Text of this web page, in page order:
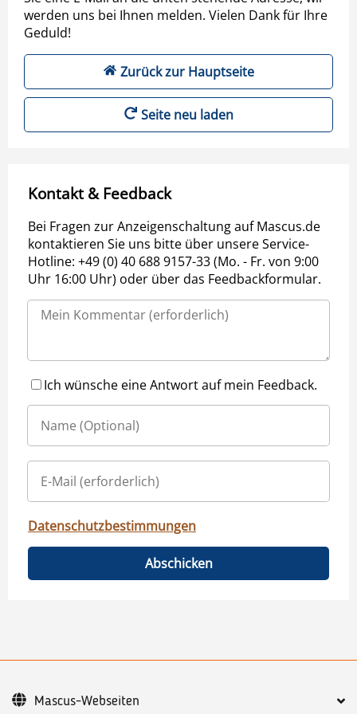
werden uns bei Ihnen melden. Vielen Dank für Ihre
Geduld!
Zurück zur Hauptseite
Seite neu laden
Kontakt & Feedback
Bei Fragen zur Anzeigenschaltung auf Mascus.de
kontaktieren Sie uns bitte über unsere Service-
Hotline: +49 (0) 40 688 9157-33 (Mo. - Fr. von 9:00
Uhr 16:00 Uhr) oder über das Feedbackformular.
Ich wünsche eine Antwort auf mein Feedback.
Datenschutzbestimmungen
Abschicken
Mascus-Webseiten